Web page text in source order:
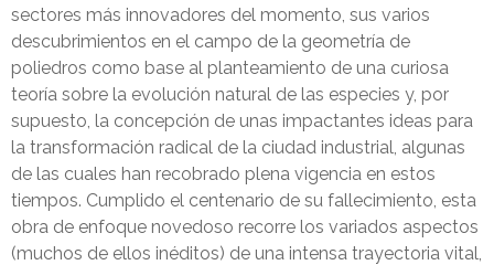
sectores más innovadores del momento, sus varios
descubrimientos en el campo de la geometría de
poliedros como base al planteamiento de una curiosa
teoría sobre la evolución natural de las especies y, por
supuesto, la concepción de unas impactantes ideas para
la transformación radical de la ciudad industrial, algunas
de las cuales han recobrado plena vigencia en estos
tiempos. Cumplido el centenario de su fallecimiento, esta
obra de enfoque novedoso recorre los variados aspectos
(muchos de ellos inéditos) de una intensa trayectoria vital,